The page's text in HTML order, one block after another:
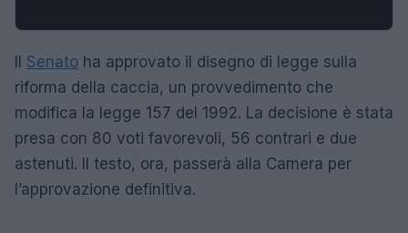
Senato ha approvato il disegno di legge sulla
riforma della caccia, un provvedimento che
modifica la legge 157 del 1992. La decisione è stata
presa con 80 voti favorevoli, 56 contrari e due
astenuti. Il testo, ora, passerà alla Camera per
l’approvazione definitiva.